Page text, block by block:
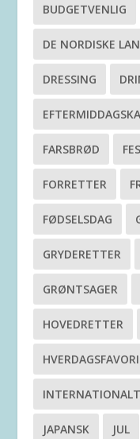
BUDGETVENLIG
DE NORDISKE
DRESSING
FARSBRØD
FORRETTER
FØDSELSDAG
GRYDERETTER
GRØNTSAGER
HOVEDRETTER
INTERNATIONALT
JAPANSK JUL